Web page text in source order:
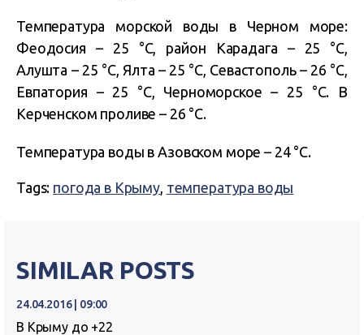
Температура морской воды в Черном море:
Феодосия – 25 °С, район Карадага – 25 °С,
Алушта – 25 °С, Ялта – 25 °С, Севастополь – 26 °С,
Евпатория – 25 °С, Черноморское – 25 °С. В
Керченском проливе – 26 °С.
Температура воды в Азовском море – 24 °С.
Tags: погода в Крыму, температура воды
SIMILAR POSTS
24.04.2016 | 09:00
В Крыму до +22